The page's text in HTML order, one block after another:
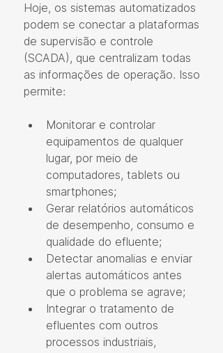
Hoje, os sistemas automatizados
podem se conectar a plataformas
de supervisão e controle
(SCADA), que centralizam todas
as informações de operação. Isso
permite:
Monitorar e controlar
equipamentos de qualquer
lugar, por meio de
computadores, tablets ou
smartphones;
Gerar relatórios automáticos
de desempenho, consumo e
qualidade do efluente;
Detectar anomalias e enviar
alertas automáticos antes
que o problema se agrave;
Integrar o tratamento de
efluentes com outros
processos industriais,